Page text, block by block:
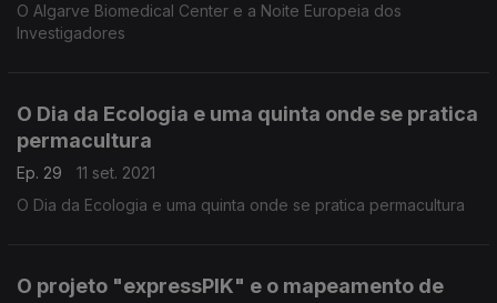
O Algarve Biomedical Center e a Noite Europeia dos
Investigadores
O Dia da Ecologia e uma quinta onde se pratica
permacultura
Ep. 29
11 set. 2021
O Dia da Ecologia e uma quinta onde se pratica permacultura
O projeto "expressPIK" e o mapeamento de